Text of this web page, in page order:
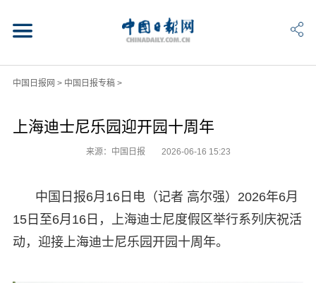
中国日报网 > 中国日报专稿>
上海迪士尼乐园迎开园十周年
来源：中国日报 2026-06-16 15:23
中国日报6月16日电（记者 高尔强）2026年6月
15日至6月16日，上海迪士尼度假区举行系列庆祝活
动，迎接上海迪士尼乐园开园十周年。